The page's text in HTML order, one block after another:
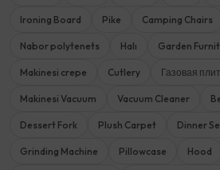
Ironing Board Pike Camping Chairs
Nabor polytenets Halı Garden
Makinesi crepe Cutlery Газовая
Makinesi Vacuum Vacuum Cleaner
Dessert Fork Plush Carpet Dinner
Grinding Machine Pillowcase Hood